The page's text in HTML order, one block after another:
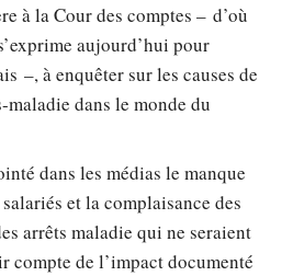
à la Cour des comptes – d’où
aujourd’hui pour
–, à enquêter sur les causes de
maladie dans le monde du
dans les médias le manque
et la complaisance des
arrêts maladie qui ne seraient
compte de l’impact documenté